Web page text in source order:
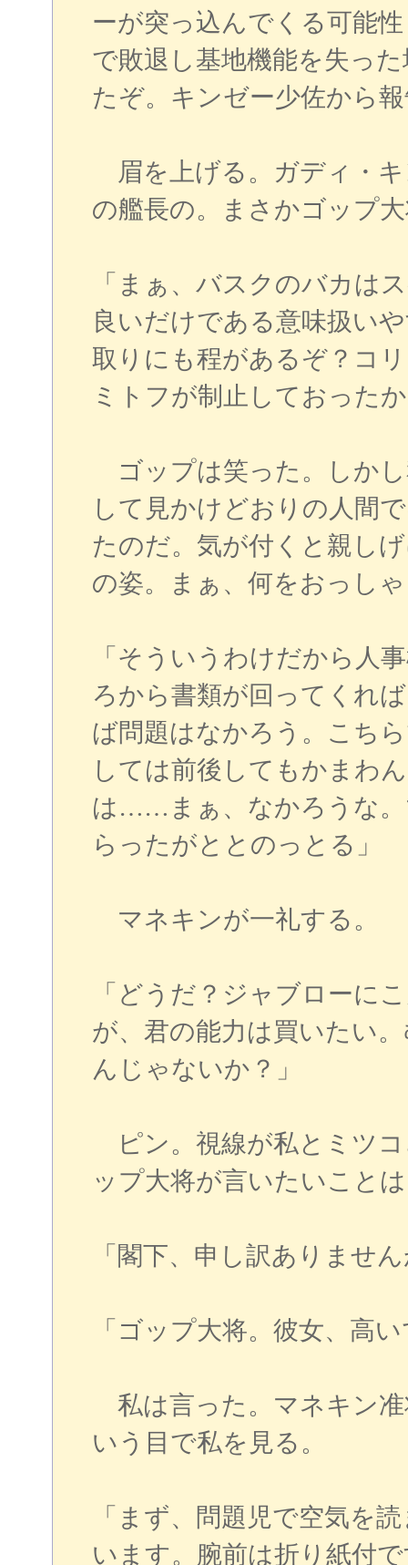
ーが突っ込んでくる可能
で敗退し基地機能を失っ
たぞ。キンゼー少佐から
眉を上げる。ガディ・
の艦長の。まさかゴップ
「まぁ、バスクのバカは
良いだけである意味扱い
取りにも程があるぞ？コ
ミトフが制止しておった
ゴップは笑った。しか
して見かけどおりの人間
たのだ。気が付くと親し
の姿。まぁ、何をおっし
「そういうわけだから人
ろから書類が回ってくれ
ば問題はなかろう。こち
しては前後してもかまわ
は……まぁ、なかろうな。
らったがととのっとる」
マネキンが一礼する。
「どうだ？ジャブローに
が、君の能力は買いたい
んじゃないか？」
ピン。視線が私とミツ
ップ大将が言いたいこと
「閣下、申し訳ありま
「ゴップ大将。彼女、高
私は言った。マネキン
いう目で私を見る。
「まず、問題児で空気を
います。腕前は折り紙付